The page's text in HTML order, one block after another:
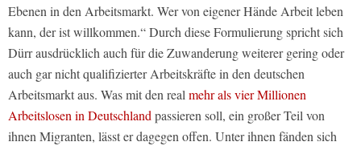
Ebenen in den Arbeitsmarkt. Wer von eigener Hände Arbeit leben
kann, der ist willkommen.“ Durch diese Formulierung spricht sich
Dürr ausdrücklich auch für die Zuwanderung weiterer gering oder
auch gar nicht qualifizierter Arbeitskräfte in den deutschen
Arbeitsmarkt aus. Was mit den real mehr als vier Millionen
Arbeitslosen in Deutschland passieren soll, ein großer Teil von
ihnen Migranten, lässt er dagegen offen. Unter ihnen fänden sich